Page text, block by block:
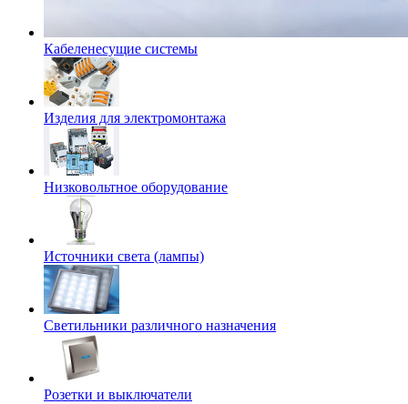
Кабеленесущие системы
Изделия для электромонтажа
Низковольтное оборудование
Источники света (лампы)
Светильники различного назначения
Розетки и выключатели